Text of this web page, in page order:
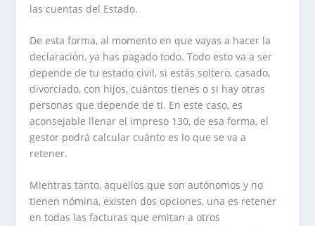
las cuentas del Estado.
De esta forma, al momento en que vayas a hacer la
declaración, ya has pagado todo. Todo esto va a ser
depende de tu estado civil, si estás soltero, casado,
divorciado, con hijos, cuántos tienes o si hay otras
personas que depende de ti. En este caso, es
aconsejable llenar el impreso 130, de esa forma, el
gestor podrá calcular cuánto es lo que se va a
retener.
Mientras tanto, aquellos que son autónomos y no
tienen nómina, existen dos opciones, una es retener
en todas las facturas que emitan a otros